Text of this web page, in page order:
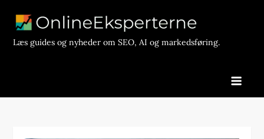
contentLæs guides og nyheder om SEO, AI og markedsføring.